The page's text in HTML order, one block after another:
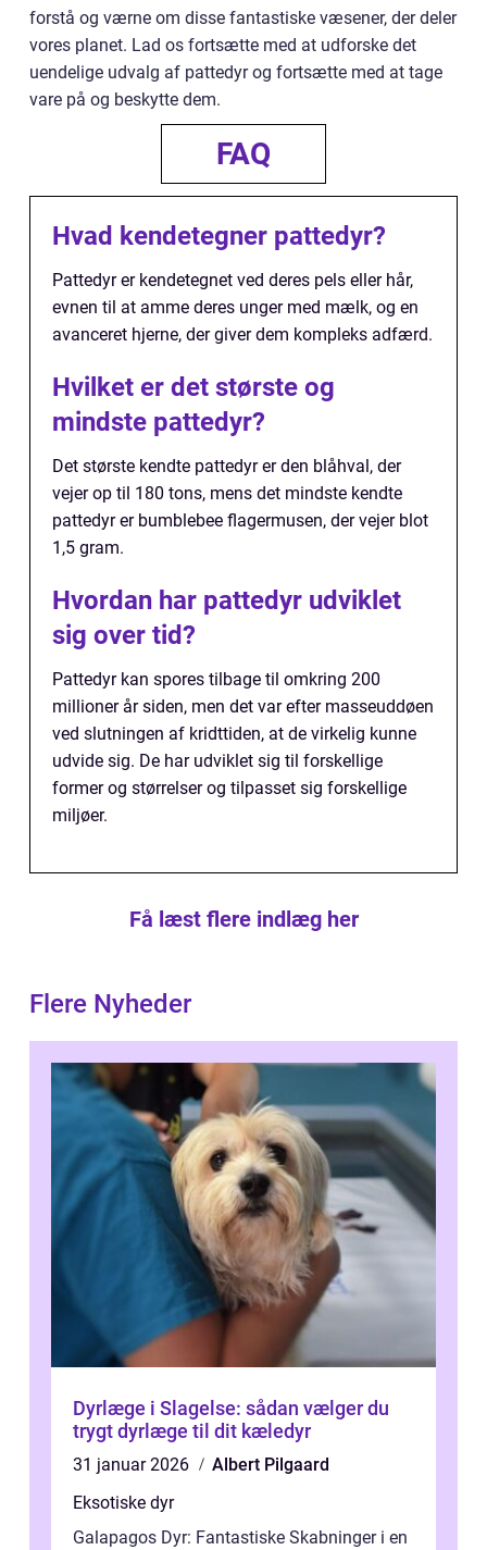
forstå og værne om disse fantastiske væsener, der deler
vores planet. Lad os fortsætte med at udforske det
uendelige udvalg af pattedyr og fortsætte med at tage
vare på og beskytte dem.
FAQ
Hvad kendetegner pattedyr?
Pattedyr er kendetegnet ved deres pels eller hår,
evnen til at amme deres unger med mælk, og en
avanceret hjerne, der giver dem kompleks adfærd.
Hvilket er det største og
mindste pattedyr?
Det største kendte pattedyr er den blåhval, der
vejer op til 180 tons, mens det mindste kendte
pattedyr er bumblebee flagermusen, der vejer blot
1,5 gram.
Hvordan har pattedyr udviklet
sig over tid?
Pattedyr kan spores tilbage til omkring 200
millioner år siden, men det var efter masseuddøen
ved slutningen af kridttiden, at de virkelig kunne
udvide sig. De har udviklet sig til forskellige
former og størrelser og tilpasset sig forskellige
miljøer.
Få læst flere indlæg her
Flere Nyheder
Dyrlæge i Slagelse: sådan vælger du
trygt dyrlæge til dit kæledyr
31 januar 2026
Albert Pilgaard
Eksotiske dyr
Galapagos Dyr: Fantastiske Skabninger i en